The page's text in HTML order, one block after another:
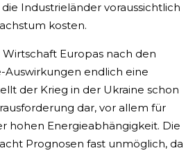
Industrieländer voraussichtlich
kosten.
Wirtschaft Europas nach den
Auswirkungen endlich eine
der Krieg in der Ukraine schon
dar, vor allem für
hohen Energieabhängigkeit. Die
Prognosen fast unmöglich, da